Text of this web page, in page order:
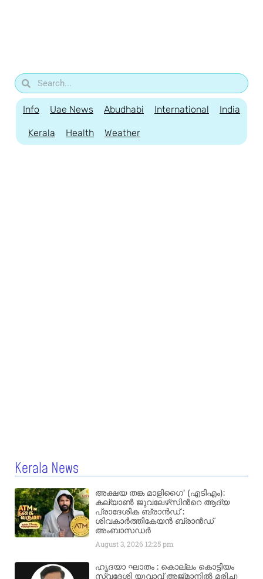
Info Uae News Abudhabi International India
Kerala Health Weather
Kerala News
അക്ഷയ തങ്ക മാളിഗൈ’ (എടിഎം):
കല്യാണ്‍ ജുവലേഴ്‌സിന്‍റെ ആദ്യ
പ്രാദേശിക ബ്രാന്‍ഡ് :
ശിവകാര്‍ത്തികേയന്‍ ബ്രാന്‍ഡ്
അംബാസഡര്‍
August 3, 2026 12:25 pm
ഹൃദയാ ഘാതം : കൊല്ലം കൊട്ടിയം
സ്വദേശി യുവാവ് അജ്മാനിൽ മരിച്ചു